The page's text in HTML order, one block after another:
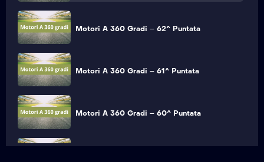
Motori A 360 Gradi – 62^ Puntata
Motori A 360 Gradi – 61^ Puntata
Motori A 360 Gradi – 60^ Puntata